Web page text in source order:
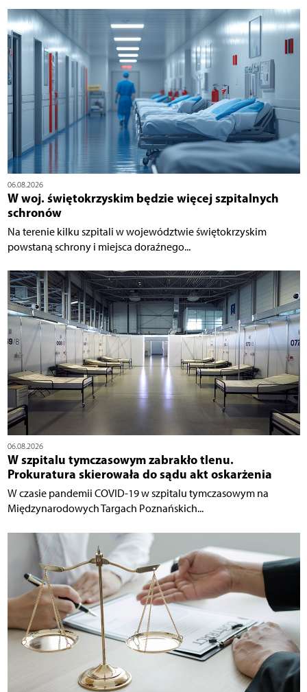
06.08.2026
W woj. świętokrzyskim będzie więcej szpitalnych
schronów
Na terenie kilku szpitali w województwie świętokrzyskim
powstaną schrony i miejsca doraźnego...
06.08.2026
W szpitalu tymczasowym zabrakło tlenu.
Prokuratura skierowała do sądu akt oskarżenia
W czasie pandemii COVID-19 w szpitalu tymczasowym na
Międzynarodowych Targach Poznańskich...